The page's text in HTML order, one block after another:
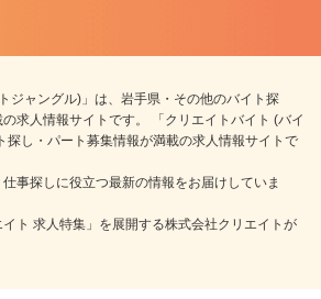
ジャングル)」は、岩手県・その他のバイト探
求人情報サイトです。 「クリエイトバイト (バイ
探し・パート募集情報が満載の求人情報サイトで
事探しに役立つ最新の情報をお届けしていま
ト 求人特集」を展開する株式会社クリエイトが